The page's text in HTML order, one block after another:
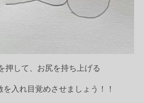
押して、お尻を持ち上げる
入れ目覚めさせましょう！！